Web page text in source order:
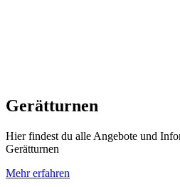
Gerätturnen
Hier findest du alle Angebote und
Gerätturnen
Mehr erfahren